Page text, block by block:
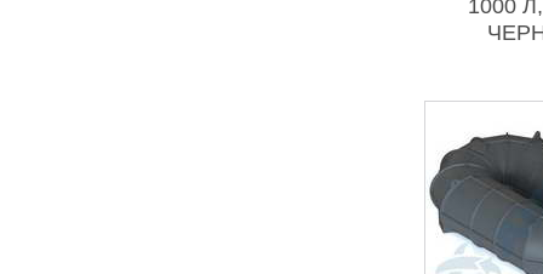
1000